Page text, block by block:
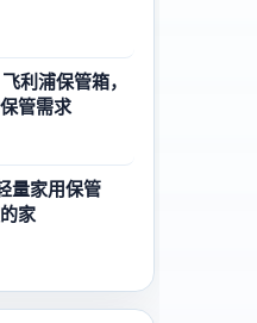
利浦保管箱，
管需求
量家用保管
家